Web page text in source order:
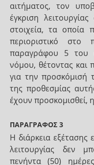
αιτήματος, τον
έγκριση
στοιχεία, τα οποία
περιοριστικό στο
παραγράφου 5 του
νόμου, θέτοντας και
για την προσκόμισή
της προθεσμίας
έχουν προσκομισθεί,
ΠΑΡΑΓΡΑΦΟΣ 3
Η διάρκεια εξέτασης
λειτουργίας δεν
πενήντα (50)